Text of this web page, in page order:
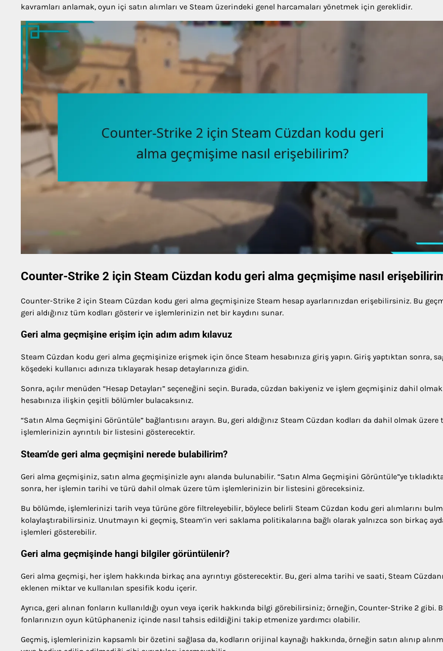
kavramları anlamak, oyun içi satın alımları ve Steam üzerindeki genel harcamaları yönetmek için gereklidir.
Counter-Strike 2 için Steam Cüzdan kodu geri alma geçmişime nasıl
Counter-Strike 2 için Steam Cüzdan kodu geri alma geçmişinize Steam hesap ayarlarınızdan erişebilirsiniz. Bu
geri aldığınız tüm kodları gösterir ve işlemlerinizin net bir kaydını sunar.
Geri alma geçmişine erişim için adım adım kılavuz
Steam Cüzdan kodu geri alma geçmişinize erişmek için önce Steam hesabınıza giriş yapın. Giriş yaptıktan sonra,
köşedeki kullanıcı adınıza tıklayarak hesap detaylarınıza gidin.
Sonra, açılır menüden “Hesap Detayları” seçeneğini seçin. Burada, cüzdan bakiyeniz ve işlem geçmişiniz dahil
hesabınıza ilişkin çeşitli bölümler bulacaksınız.
“Satın Alma Geçmişini Görüntüle” bağlantısını arayın. Bu, geri aldığınız Steam Cüzdan kodları da dahil olmak üzere
işlemlerinizin ayrıntılı bir listesini gösterecektir.
Steam’de geri alma geçmişini nerede bulabilirim?
Geri alma geçmişiniz, satın alma geçmişinizle aynı alanda bulunabilir. “Satın Alma Geçmişini Görüntüle”ye
sonra, her işlemin tarihi ve türü dahil olmak üzere tüm işlemlerinizin bir listesini göreceksiniz.
Bu bölümde, işlemlerinizi tarih veya türüne göre filtreleyebilir, böylece belirli Steam Cüzdan kodu geri alımlarını
kolaylaştırabilirsiniz. Unutmayın ki geçmiş, Steam’in veri saklama politikalarına bağlı olarak yalnızca son birkaç
işlemleri gösterebilir.
Geri alma geçmişinde hangi bilgiler görüntülenir?
Geri alma geçmişi, her işlem hakkında birkaç ana ayrıntıyı gösterecektir. Bu, geri alma tarihi ve saati, Steam
eklenen miktar ve kullanılan spesifik kodu içerir.
Ayrıca, geri alınan fonların kullanıldığı oyun veya içerik hakkında bilgi görebilirsiniz; örneğin, Counter-Strike 2 gibi.
fonlarınızın oyun kütüphaneniz içinde nasıl tahsis edildiğini takip etmenize yardımcı olabilir.
Geçmiş, işlemlerinizin kapsamlı bir özetini sağlasa da, kodların orijinal kaynağı hakkında, örneğin satın alınıp